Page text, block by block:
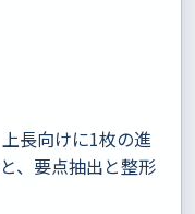
長向けに1枚の進
、要点抽出と整形